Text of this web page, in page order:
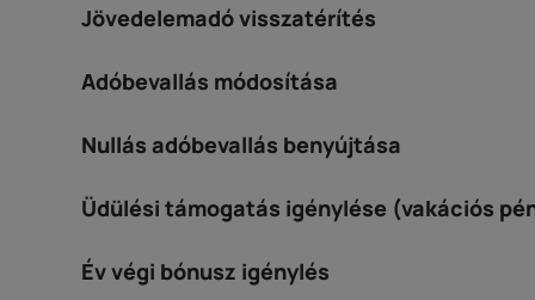
Jövedelemadó visszatérítés
Adóbevallás módosítása
Nullás adóbevallás benyújtása
Üdülési támogatás igénylése (vakációs
Év végi bónusz igénylés